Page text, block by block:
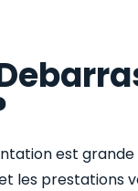
est
les prestations